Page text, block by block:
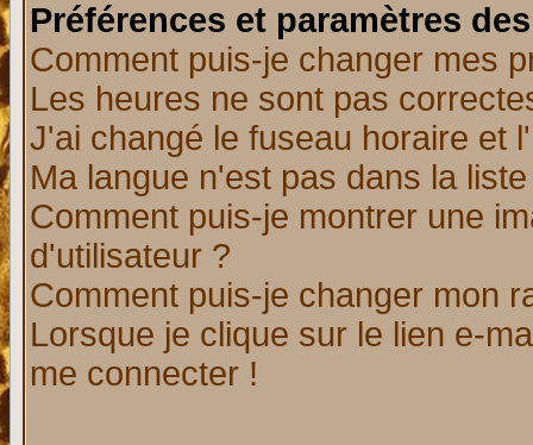
Préférences et paramètres
Comment puis-je changer mes
Les heures ne sont pas
J'ai changé le fuseau horaire et
Ma langue n'est pas dans la
Comment puis-je montrer une
d'utilisateur ?
Comment puis-je changer mon
Lorsque je clique sur le lien e-
me connecter !